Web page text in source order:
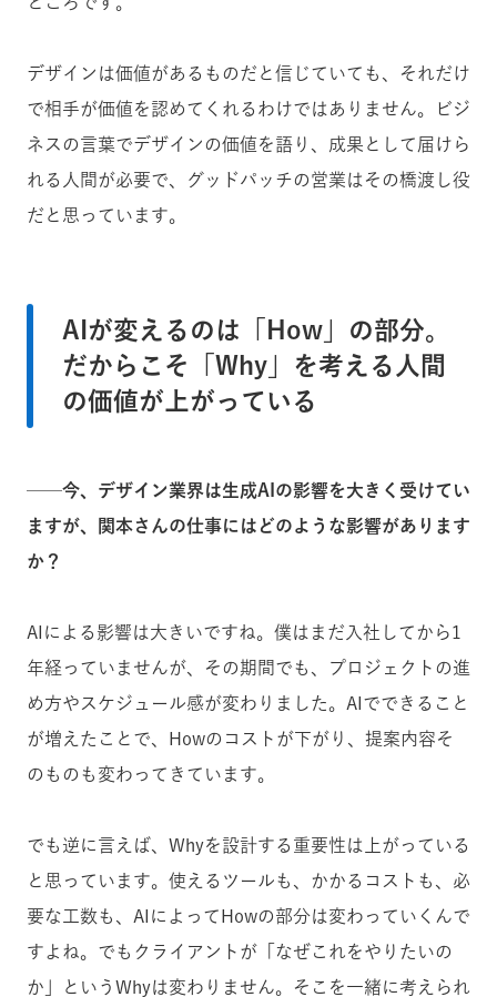
デザインは価値があるものだと信じていても、それだけ
で相手が価値を認めてくれるわけではありません。ビジ
ネスの言葉でデザインの価値を語り、成果として届けら
れる人間が必要で、グッドパッチの営業はその橋渡し役
だと思っています。
AIが変えるのは「How」の部分。
だからこそ「Why」を考える人間
の価値が上がっている
──今、デザイン業界は生成AIの影響を大きく受けてい
ますが、関本さんの仕事にはどのような影響があります
か？
AIによる影響は大きいですね。僕はまだ入社してから1
年経っていませんが、その期間でも、プロジェクトの進
め方やスケジュール感が変わりました。AIでできること
が増えたことで、Howのコストが下がり、提案内容そ
のものも変わってきています。
でも逆に言えば、Whyを設計する重要性は上がっている
と思っています。使えるツールも、かかるコストも、必
要な工数も、AIによってHowの部分は変わっていくんで
すよね。でもクライアントが「なぜこれをやりたいの
か」というWhyは変わりません。そこを一緒に考えられ